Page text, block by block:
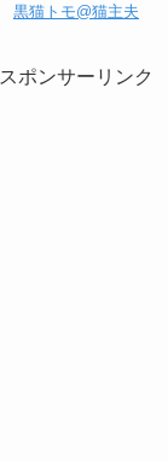
黒猫トモ@猫主夫
スポンサーリンク